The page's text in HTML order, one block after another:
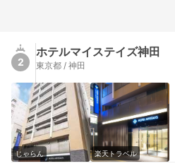
2
ホテルマイステイズ神田
東京都 / 神田
じゃらん 楽天トラベル